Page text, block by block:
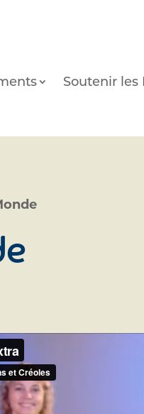
Soutenir les